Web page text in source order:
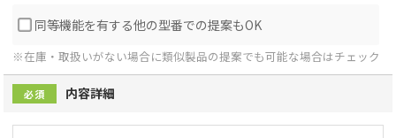
同等機能を有する他の型番での提案もOK
※在庫・取扱いがない場合に類似製品の提案でも可能な場合はチェック
必須 内容詳細